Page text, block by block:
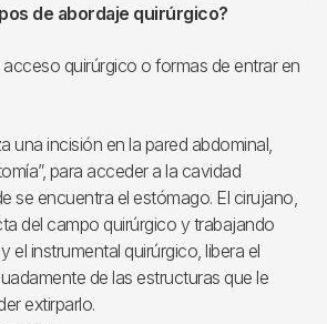
de abordaje quirúrgico?
quirúrgico o formas de entrar en
una incisión en la pared abdominal,
para acceder a la cavidad
se encuentra el estómago. El cirujano,
del campo quirúrgico y trabajando
el instrumental quirúrgico, libera el
de las estructuras que le
extirparlo.